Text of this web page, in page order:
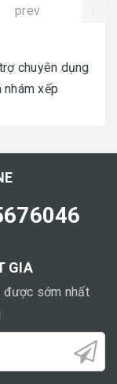
chuyên dụng
xếp
prev
GIA
được sớm nhất